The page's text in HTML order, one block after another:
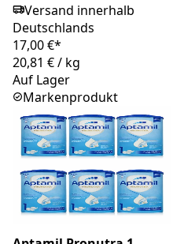
Versand innerhalb
Deutschlands
17,00 €*
20,81 €/ kg
Auf Lager
Markenprodukt